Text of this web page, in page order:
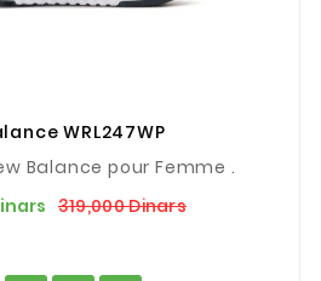
WRL247WP
Balance pour Femme .
319,000 DinarsPrix
Prix